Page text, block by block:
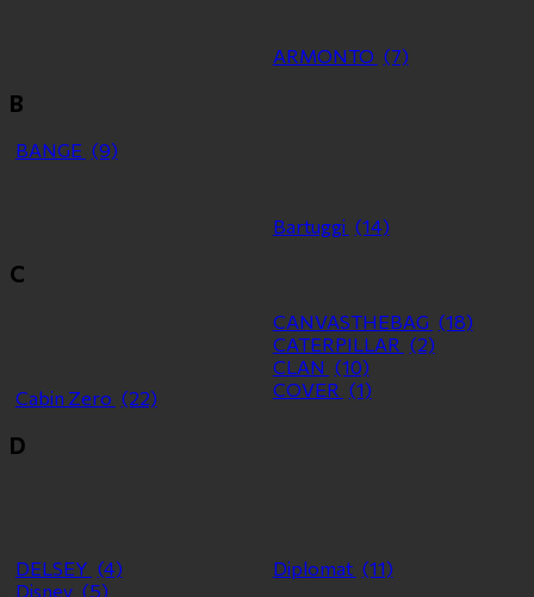
ARMONTO (7)
B
BANGE (9)
Bartuggi (14)
C
Cabin Zero (22)
CANVASTHEBAG (18)
CATERPILLAR (2)
CLAN (10)
COVER (1)
D
DELSEY (4) Diplomat (11)
Disney (5)